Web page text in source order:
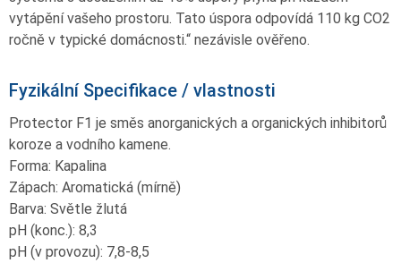
vytápění vašeho prostoru. Tato úspora odpovídá 110 kg CO2
ročně v typické domácnosti.“ nezávisle ověřeno.
Fyzikální Specifikace / vlastnosti
Protector F1 je směs anorganických a organických inhibitorů
koroze a vodního kamene.
Forma: Kapalina
Zápach: Aromatická (mírně)
Barva: Světle žlutá
pH (konc.): 8,3
pH (v provozu): 7,8-8,5